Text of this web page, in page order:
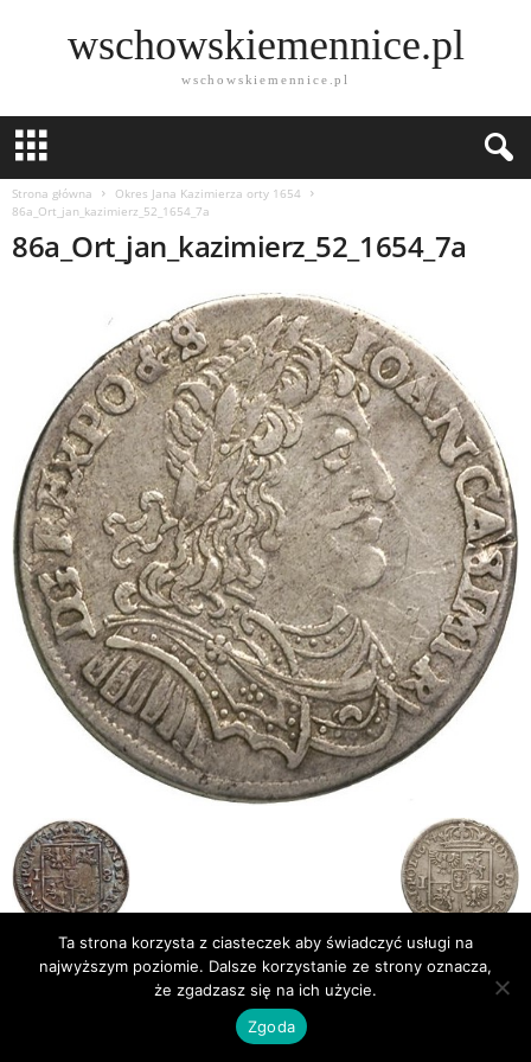
wschowskiemennice.pl
wschowskiemennice.pl
Strona główna
Okres Jana Kazimierza orty 1654
86a_Ort_jan_kazimierz_52_1654_7a
86a_Ort_jan_kazimierz_52_1654_7a
Publikacje
Bibliografia
© Newsmag WordPress Theme by TagDiv
Ta strona korzysta z ciasteczek aby świadczyć usługi na
najwyższym poziomie. Dalsze korzystanie ze strony oznacza,
że zgadzasz się na ich użycie.
Zgoda